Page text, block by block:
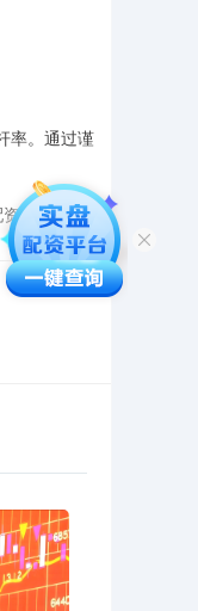
率。通过谨
网站观点